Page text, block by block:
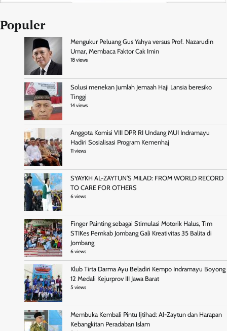
Populer
Mengukur Peluang Gus Yahya versus Prof. Nazarudin
Umar, Membaca Faktor Cak Imin
18 views
Solusi menekan Jumlah Jemaah Haji Lansia beresiko
Tinggi
14 views
Anggota Komisi VIII DPR RI Undang MUI Indramayu
Hadiri Sosialisasi Program Kemenhaj
11 views
SYAYKH AL-ZAYTUN’S MILAD: FROM WORLD RECORD
TO CARE FOR OTHERS
6 views
Finger Painting sebagai Stimulasi Motorik Halus, Tim
STIKes Pemkab Jombang Gali Kreativitas 35 Balita di
Jombang
6 views
Klub Tirta Darma Ayu Beladiri Kempo Indramayu Boyong
12 Medali Kejurprov III Jawa Barat
5 views
Membuka Kembali Pintu Ijtihad: Al-Zaytun dan Harapan
Kebangkitan Peradaban Islam